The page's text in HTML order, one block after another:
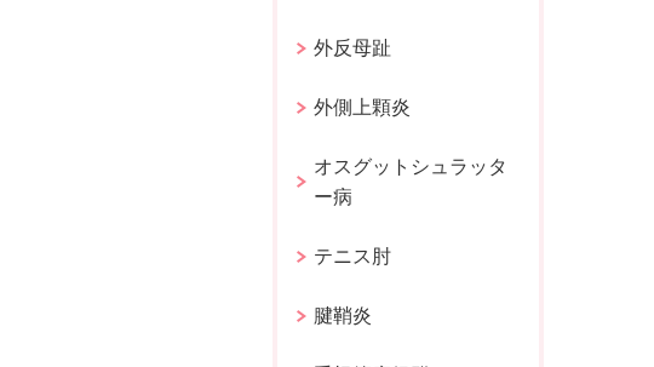
外反母趾
外側上顆炎
オスグットシュラッタ
ー病
テニス肘
腱鞘炎